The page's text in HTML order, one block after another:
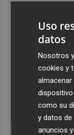
exporta a
La Región de
con cinco días
El coste de la
mínimo para
Uso
datos
Nosotros
cookies y
como su
y datos
anuncios